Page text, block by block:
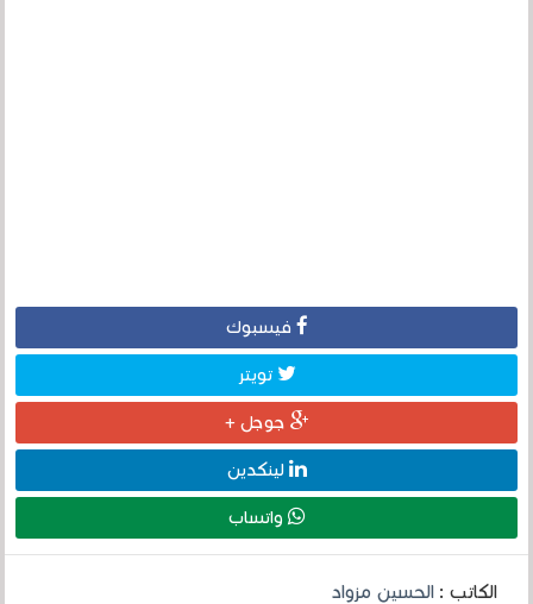
فيسبوك
تويتر
جوجل +
لينكدين
واتساب
الكاتب :الحسين مزواد